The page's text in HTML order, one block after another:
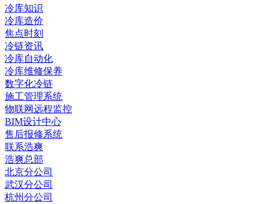
冷库知识
冷库造价
焦点时刻
冷链资讯
冷库自动化
冷库维修保养
数字化冷链
施工管理系统
物联网远程监控
BIM设计中心
售后报修系统
联系浩爽
浩爽总部
北京分公司
武汉分公司
杭州分公司